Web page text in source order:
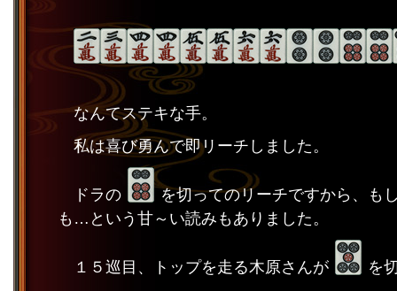
なんてステキな手。
私は喜び勇んで即リーチしました。
ドラの
を切ってのリーチですから、も
も…という甘～い読みもありました。
１５巡目、トップを走る木原さんが を